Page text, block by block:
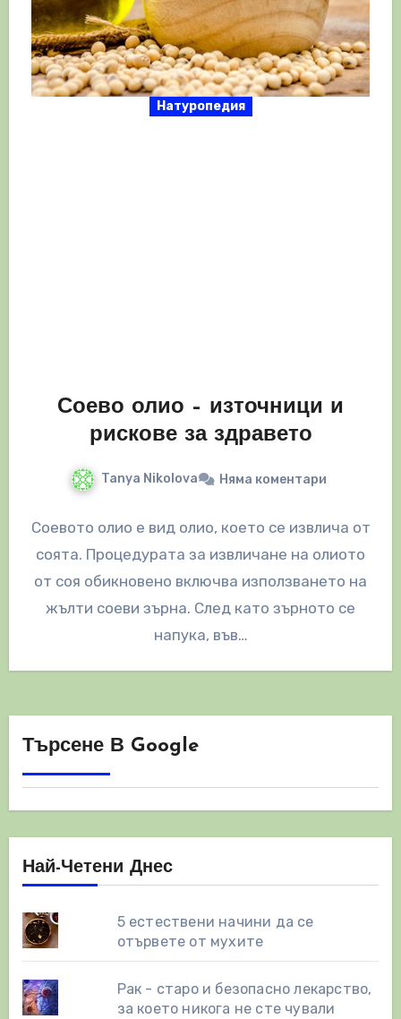
Натуропедия
Соево олио – източници и
рискове за здравето
Tanya Nikolova Няма коментари
Соевото олио е вид олио, което се извлича от
соята. Процедурата за извличане на олиото
от соя обикновено включва използването на
жълти соеви зърна. След като зърното се
напука, във…
Търсене В Google
Най-Четени Днес
5 естествени начини да се
отървете от мухите
Рак - старо и безопасно лекарство,
за което никога не сте чували